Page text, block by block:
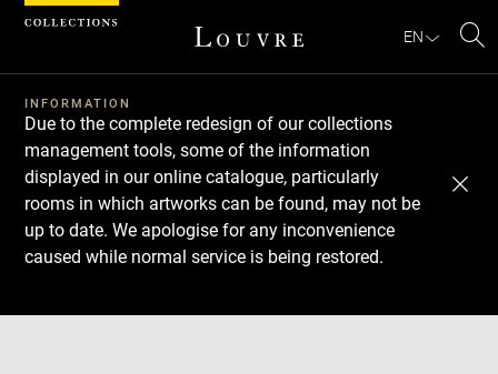
EN
INFORMATION
Due to the complete redesign of our collections
management tools, some of the information
displayed in our online catalogue, particularly
rooms in which artworks can be found, may not be
up to date. We apologise for any inconvenience
caused while normal service is being restored.
Download
Next
Previous
Cookies management panel